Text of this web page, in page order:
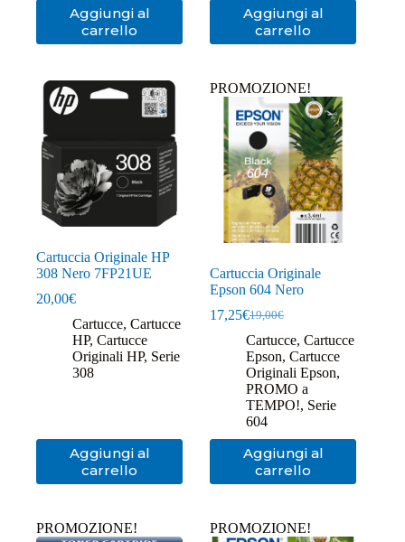
Aggiungi al
carrello
Aggiungi al
carrello
Cartuccia Originale HP
308 Nero 7FP21UE
20,00€
Cartucce, Cartucce
HP, Cartucce
Originali HP, Serie
308
Aggiungi al
carrello
PROMOZIONE!
Cartuccia Originale
Epson 604 Nero
19,00€
Il
prezzo
originale
era:
19,00€.
17,25€Il
prezzo
attuale
è:
17,25€.
Cartucce,Cartucce
Epson,Cartucce
Originali Epson,
PROMO a
TEMPO!, Serie
604
Aggiungi al
carrello
PROMOZIONE! PROMOZIONE!